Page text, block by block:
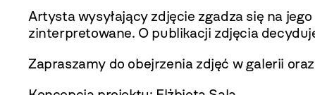
Artysta wysyłający zdjęcie zgadza się na
zinterpretowane. O publikacji zdjęcia
Zapraszamy do obejrzenia zdjęć w galerii